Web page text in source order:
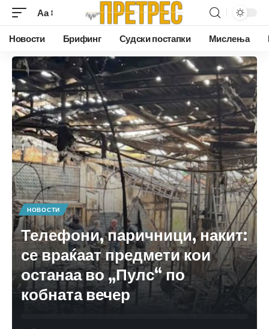
Аа
Новости Брифинг Судски постапки Мислења
НОВОСТИ
Телефони, паричници, накит:
се враќаат предмети кои
останаа во „Пулс“ по
кобната вечер